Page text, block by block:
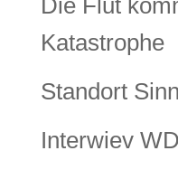
Katastrophe
Standort
Interwiev